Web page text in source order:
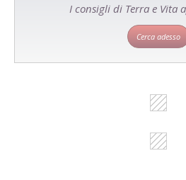
I consigli di Terra e Vita
Cerca adesso